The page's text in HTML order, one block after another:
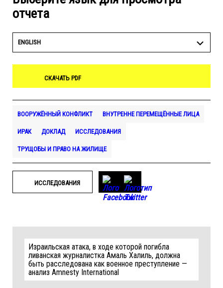
отчета
ENGLISH
СКАЧАТЬ PDF
ВООРУЖЁННЫЙ КОНФЛИКТ ВНУТРЕННЕ ПЕРЕМЕЩЁННЫЕ ЛИЦА
ИРАК ДОКЛАД ИССЛЕДОВАНИЯ
ТРУЩОБЫ И ПРАВО НА ЖИЛИЩЕ
ИССЛЕДОВАНИЯ
Израильская атака, в ходе которой погибла
ливанская журналистка Амаль Халиль, должна
быть расследована как военное преступление —
анализ Amnesty International